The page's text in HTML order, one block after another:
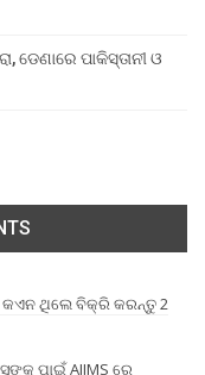
ଡେଣାରେ ପାକିସ୍ତାନୀ ଓ
କଏନ ଥିଲେ ବିକ୍ରି କରନ୍ତୁ 2
ପାଇଁ AIIMS ରେ